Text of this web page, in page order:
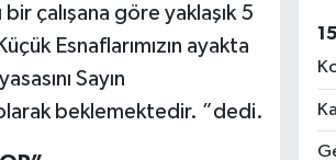
çalışana göre yaklaşık 5
Esnaflarımızın ayakta
Sayın
beklemektedir. ”dedi.